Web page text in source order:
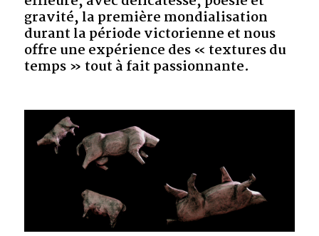
gravité, la première mondialisation
durant la période victorienne et nous
offre une expérience des « textures du
temps » tout à fait passionnante.